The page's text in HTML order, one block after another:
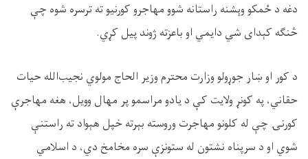
دغه د ځمکو وېشنه راستانه شوو مهاجرو کورنیو ته ترسره شوه چې
څنګه کېدای شي دایمي او باعزته ژوند پیل کړي.
د کور او ښار جوړولو وزارت محترم وزیر الحاج مولوي نجیب‌الله حیات
حقاني، په کونړ ولایت کې د یادو مراسمو پر مهال وویل، هغه مهاجرې
کورنۍ چې له کلونو مهاجرت وروسته بېرته خپل هېواد ته راستنې
شوي او د سرپناه نشتون له ستونزې سره مخامخ دي، د اسلامي